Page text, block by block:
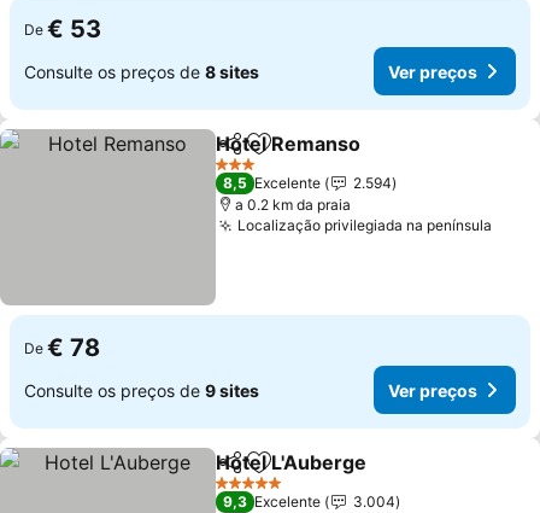
De € 53
Consulte os preços de 8 sites Ver preços
PartilharAdicionar aos favoritos
Hotel Remanso
3 Estrelas
8,5 Excelente
2.594
a 0.2 km da praia
Localização privilegiada na península
De € 78
Consulte os preços de 9 sites Ver preços
PartilharAdicionar aos favoritos
Hotel L'Auberge
5 Estrelas
9,3 Excelente
3.004